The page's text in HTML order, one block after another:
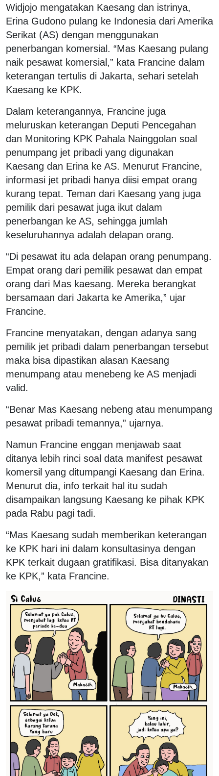
Widjojo mengatakan Kaesang dan istrinya,
Erina Gudono pulang ke Indonesia dari Amerika
Serikat (AS) dengan menggunakan
penerbangan komersial. “Mas Kaesang pulang
naik pesawat komersial,” kata Francine dalam
keterangan tertulis di Jakarta, sehari setelah
Kaesang ke KPK.
Dalam keterangannya, Francine juga
meluruskan keterangan Deputi Pencegahan
dan Monitoring KPK Pahala Nainggolan soal
penumpang jet pribadi yang digunakan
Kaesang dan Erina ke AS. Menurut Francine,
informasi jet pribadi hanya diisi empat orang
kurang tepat. Teman dari Kaesang yang juga
pemilik dari pesawat juga ikut dalam
penerbangan ke AS, sehingga jumlah
keseluruhannya adalah delapan orang.
“Di pesawat itu ada delapan orang penumpang.
Empat orang dari pemilik pesawat dan empat
orang dari Mas kaesang. Mereka berangkat
bersamaan dari Jakarta ke Amerika,” ujar
Francine.
Francine menyatakan, dengan adanya sang
pemilik jet pribadi dalam penerbangan tersebut
maka bisa dipastikan alasan Kaesang
menumpang atau menebeng ke AS menjadi
valid.
“Benar Mas Kaesang nebeng atau menumpang
pesawat pribadi temannya,” ujarnya.
Namun Francine enggan menjawab saat
ditanya lebih rinci soal data manifest pesawat
komersil yang ditumpangi Kaesang dan Erina.
Menurut dia, info terkait hal itu sudah
disampaikan langsung Kaesang ke pihak KPK
pada Rabu pagi tadi.
“Mas Kaesang sudah memberikan keterangan
ke KPK hari ini dalam konsultasinya dengan
KPK terkait dugaan gratifikasi. Bisa ditanyakan
ke KPK,” kata Francine.